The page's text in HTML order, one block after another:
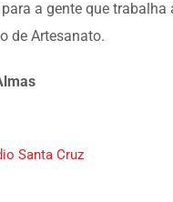
a gente que trabalha
de Artesanato.
Santa Cruz